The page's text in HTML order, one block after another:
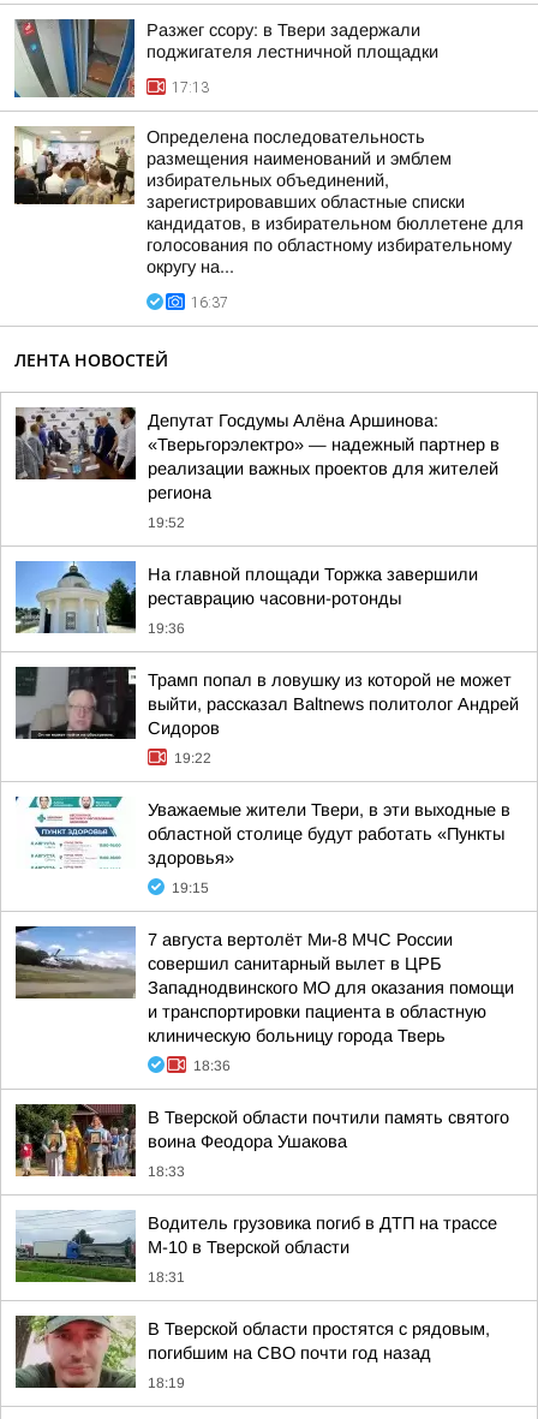
Разжег ссору: в Твери задержали
поджигателя лестничной площадки
17:13
Определена последовательность
размещения наименований и эмблем
избирательных объединений,
зарегистрировавших областные списки
кандидатов, в избирательном бюллетене для
голосования по областному избирательному
округу на...
16:37
ЛЕНТА НОВОСТЕЙ
Депутат Госдумы Алёна Аршинова:
«Тверьгорэлектро» — надежный партнер в
реализации важных проектов для жителей
региона
19:52
На главной площади Торжка завершили
реставрацию часовни-ротонды
19:36
Трамп попал в ловушку из которой не может
выйти, рассказал Baltnews политолог Андрей
Сидоров
19:22
Уважаемые жители Твери, в эти выходные в
областной столице будут работать «Пункты
здоровья»
19:15
7 августа вертолёт Ми-8 МЧС России
совершил санитарный вылет в ЦРБ
Западнодвинского МО для оказания помощи
и транспортировки пациента в областную
клиническую больницу города Тверь
18:36
В Тверской области почтили память святого
воина Феодора Ушакова
18:33
Водитель грузовика погиб в ДТП на трассе
М-10 в Тверской области
18:31
В Тверской области простятся с рядовым,
погибшим на СВО почти год назад
18:19